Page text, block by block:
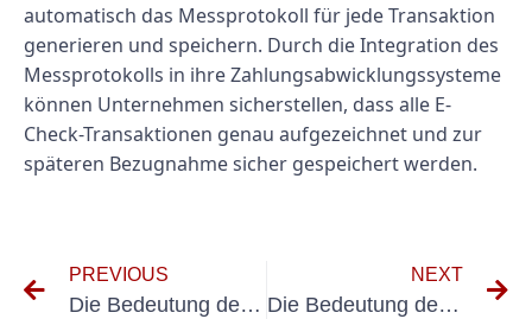
automatisch das Messprotokoll für jede Transaktion
generieren und speichern. Durch die Integration des
Messprotokolls in ihre Zahlungsabwicklungssysteme
können Unternehmen sicherstellen, dass alle E-
Check-Transaktionen genau aufgezeichnet und zur
späteren Bezugnahme sicher gespeichert werden.
PREVIOUS
Die Bedeutung der UVV-Flurförderzeuge BGV D27 für die Arbeitssicherheit verstehen
NEXT
Die Bedeutung der DIN VDE-Wiederholungsprüfung für die elektrische Sicherheit verstehen